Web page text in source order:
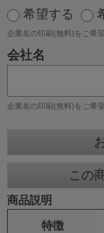
希望する
企業名の印刷(無料)をご希
会社名
企業名の印刷(無料)をご希
この
商品説明
特徴